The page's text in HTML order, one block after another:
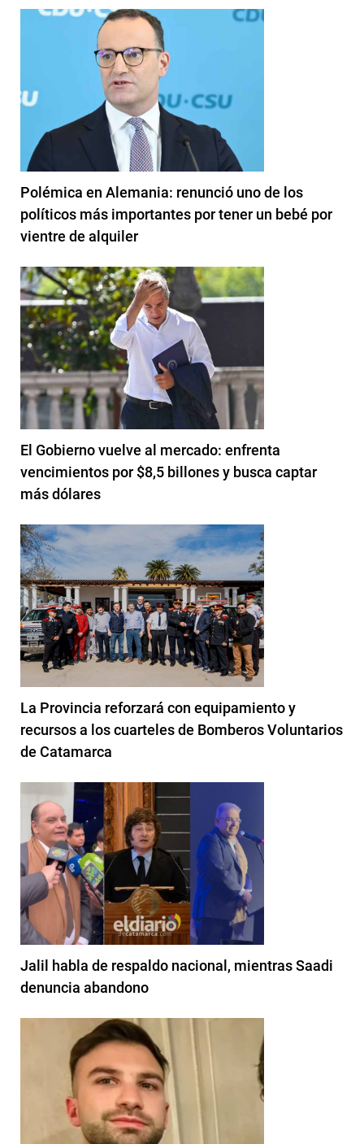
Polémica en Alemania: renunció uno de los
políticos más importantes por tener un bebé por
vientre de alquiler
El Gobierno vuelve al mercado: enfrenta
vencimientos por $8,5 billones y busca captar
más dólares
La Provincia reforzará con equipamiento y
recursos a los cuarteles de Bomberos Voluntarios
de Catamarca
Jalil habla de respaldo nacional, mientras Saadi
denuncia abandono